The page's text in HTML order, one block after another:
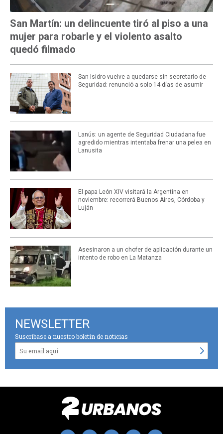
San Martín: un delincuente tiró al piso a una
mujer para robarle y el violento asalto
quedó filmado
San Isidro vuelve a quedarse sin secretario de
Seguridad: renunció a solo 14 días de asumir
Lanús: un agente de Seguridad Ciudadana fue
agredido mientras intentaba frenar una pelea en
Lanusita
El papa León XIV visitará la Argentina en
noviembre: recorrerá Buenos Aires, Córdoba y
Luján
Asesinaron a un chofer de aplicación durante un
intento de robo en La Matanza
NEWSLETTER
Suscríbase a nuestro boletín de noticias